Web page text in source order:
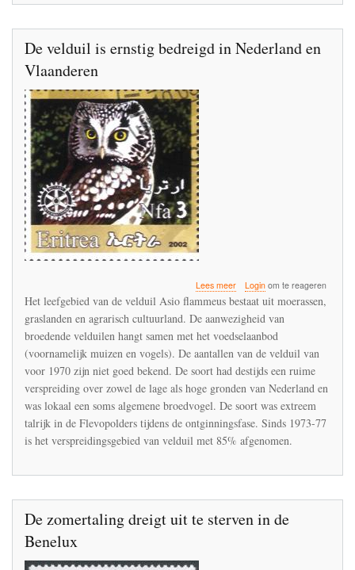
De velduil is ernstig bedreigd in Nederland en
Vlaanderen
Lees meerover
De
is
ernstig
bedreigd
in
Nederland
en
Vlaanderen
Loginom te reageren
Het leefgebied van de velduil Asio flammeus bestaat uit moerassen,
graslanden en agrarisch cultuurland. De aanwezigheid van
broedende velduilen hangt samen met het voedselaanbod
(voornamelijk muizen en vogels). De aantallen van de velduil van
voor 1970 zijn niet goed bekend. De soort had destijds een ruime
verspreiding over zowel de lage als hoge gronden van Nederland en
was lokaal een soms algemene broedvogel. De soort was extreem
talrijk in de Flevopolders tijdens de ontginningsfase. Sinds 1973-77
is het verspreidingsgebied van velduil met 85% afgenomen.
De zomertaling dreigt uit te sterven in de
Benelux